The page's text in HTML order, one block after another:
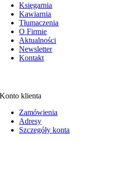
Księgarnia
Kawiarnia
Tłumaczenia
O Firmie
Aktualności
Newsletter
Kontakt
Konto klienta
Zamówienia
Adresy
Szczegóły konta